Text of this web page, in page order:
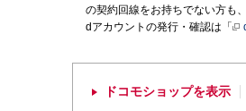
の契約回線をお持ちでない方も
dアカウントの発行・確認は「
ドコモショップを表示